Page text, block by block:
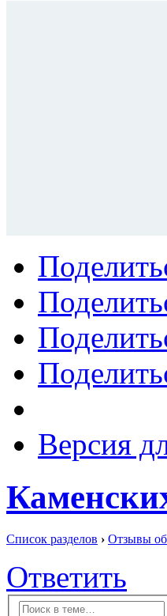
Версия
Список разделов › Отзывы об
Ответить